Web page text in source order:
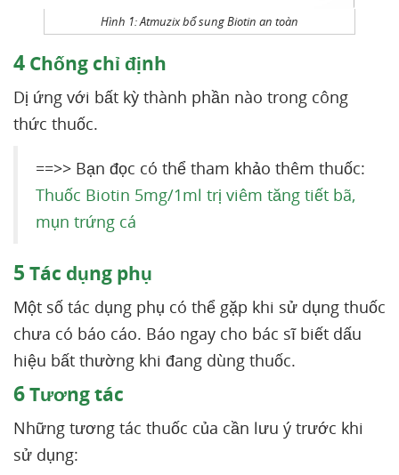
Hình 1: Atmuzix bổ sung Biotin an toàn
4 Chống chỉ định
Dị ứng với bất kỳ thành phần nào trong công
thức thuốc.
==>> Bạn đọc có thể tham khảo thêm thuốc:
Thuốc Biotin 5mg/1ml trị viêm tăng tiết bã,
mụn trứng cá
5 Tác dụng phụ
Một số tác dụng phụ có thể gặp khi sử dụng thuốc
chưa có báo cáo. Báo ngay cho bác sĩ biết dấu
hiệu bất thường khi đang dùng thuốc.
6Tương tác
Những tương tác thuốc của cần lưu ý trước khi
sử dụng: